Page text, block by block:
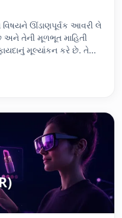
વિષયને ઊંડાણપૂર્વક આવરી લે
તેની મૂળભૂત માહિતી
મૂલ્યાંકન કરે છે. તે
ઓટોમેશન